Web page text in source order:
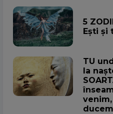
5
Ești și
TU
la